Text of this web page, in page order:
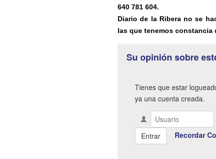
640 781 604.
Diario de la Ribera no se
las que tenemos constancia
Su opinión sobre
Tienes que estar
ya una cuenta creada.
Recordar